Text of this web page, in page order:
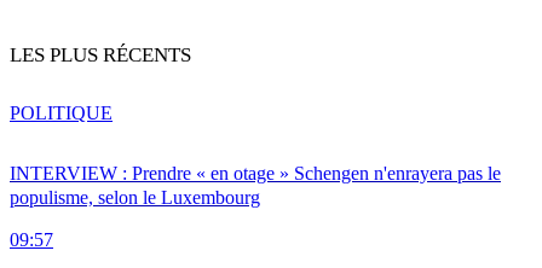
LES PLUS RÉCENTS
INTERVIEW : Prendre « en otage » Schengen n'enrayera pas le
populisme, selon le Luxembourg
09:57
POLITIQUE